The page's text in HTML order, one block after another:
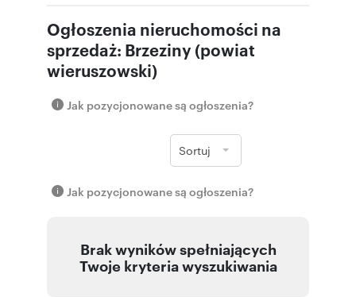
Ogłoszenia nieruchomości na
sprzedaż: Brzeziny (powiat
wieruszowski)
Jak pozycjonowane są ogłoszenia?
Sortuj
Jak pozycjonowane są ogłoszenia?
Brak wyników spełniających
Twoje kryteria wyszukiwania